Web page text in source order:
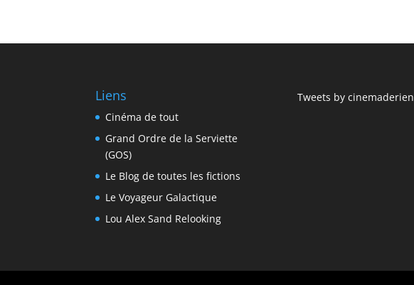
Liens
Cinéma de tout
Grand Ordre de la Serviette
(GOS)
Le Blog de toutes les fictions
Le Voyageur Galactique
Lou Alex Sand Relooking
Tweets by cinemaderien